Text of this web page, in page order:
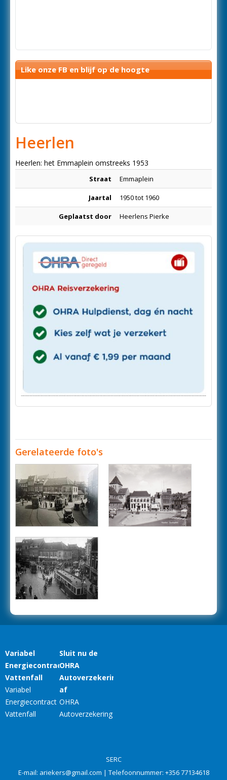
Like onze FB en blijf op de hoogte
Heerlen
Heerlen: het Emmaplein omstreeks 1953
Straat Emmaplein
Jaartal 1950 tot 1960
Geplaatst door Heerlens Pierke
Gerelateerde foto's
SERC
E-mail: ariekers@gmail.com | Telefoonnummer: +356 77134618